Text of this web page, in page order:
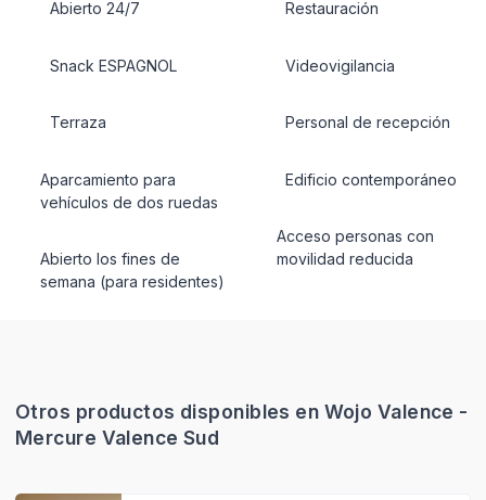
Abierto 24/7
Snack ESPAGNOL
Terraza
Aparcamiento para
vehículos de dos ruedas
Abierto los fines de
semana (para residentes)
Restauración
Videovigilancia
Personal de recepción
Edificio contemporáneo
Acceso personas con
movilidad reducida
Otros productos disponibles en Wojo Valence -
Mercure Valence Sud